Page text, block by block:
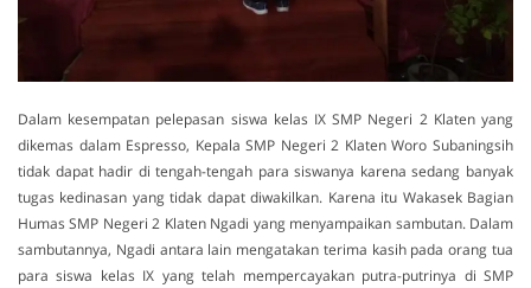
Dalam kesempatan pelepasan siswa kelas IX SMP Negeri 2 Klaten yang
dikemas dalam Espresso, Kepala SMP Negeri 2 Klaten Woro Subaningsih
tidak dapat hadir di tengah-tengah para siswanya karena sedang banyak
tugas kedinasan yang tidak dapat diwakilkan. Karena itu Wakasek Bagian
Humas SMP Negeri 2 Klaten Ngadi yang menyampaikan sambutan. Dalam
sambutannya, Ngadi antara lain mengatakan terima kasih pada orang tua
para siswa kelas IX yang telah mempercayakan putra-putrinya di SMP